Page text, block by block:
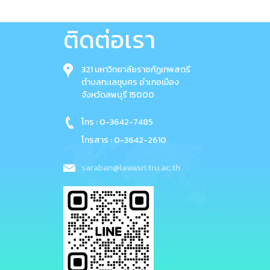
ติดต่อเรา
321 มหาวิทยาลัยราชภัฏเทพสตรี
ตำบลทะเลชุบศร อำเภอเมือง
จังหวัดลพบุรี 15000
โทร : 0-3642-7485
โทรสาร : 0-3642-2610
saraban@lawasri.tru.ac.th